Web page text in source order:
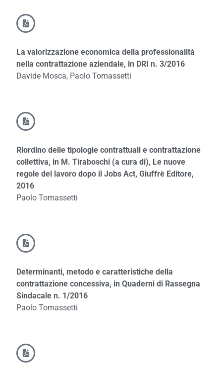
La valorizzazione economica della professionalità
nella contrattazione aziendale, in DRI n. 3/2016
Davide Mosca, Paolo Tomassetti
Riordino delle tipologie contrattuali e contrattazione
collettiva, in M. Tiraboschi (a cura di), Le nuove
regole del lavoro dopo il Jobs Act, Giuffrè Editore,
2016
Paolo Tomassetti
Determinanti, metodo e caratteristiche della
contrattazione concessiva, in Quaderni di Rassegna
Sindacale n. 1/2016
Paolo Tomassetti